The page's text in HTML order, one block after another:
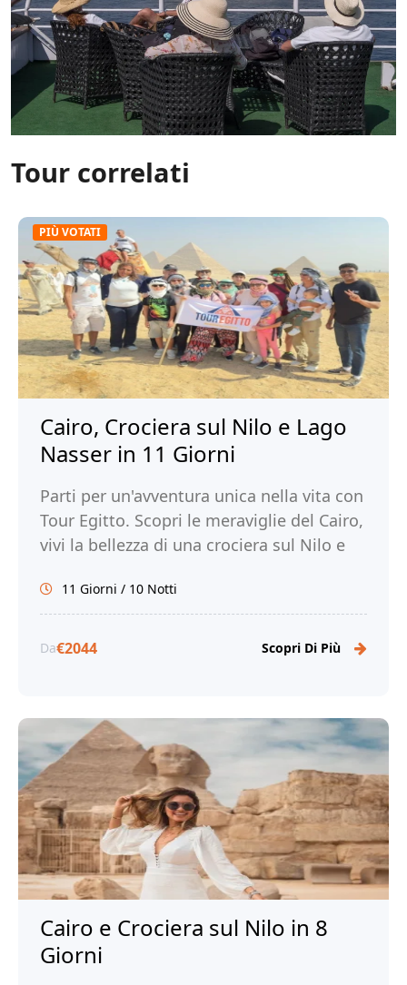
Tour correlati
PIÙ VOTATI
Cairo, Crociera sul Nilo e Lago
Nasser in 11 Giorni
Parti per un'avventura unica nella vita con
Tour Egitto. Scopri le meraviglie del Cairo,
vivi la bellezza di una crociera sul Nilo e
storia e cultura dell'Egitto.
11 Giorni / 10 Notti
Da€2044 Scopri Di Più
Cairo e Crociera sul Nilo in 8
Giorni